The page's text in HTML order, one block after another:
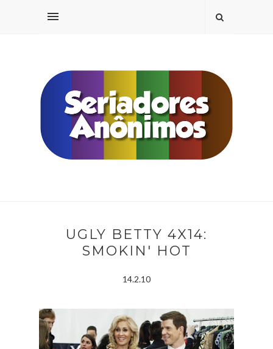
UGLY BETTY 4X14:
SMOKIN' HOT
14.2.10